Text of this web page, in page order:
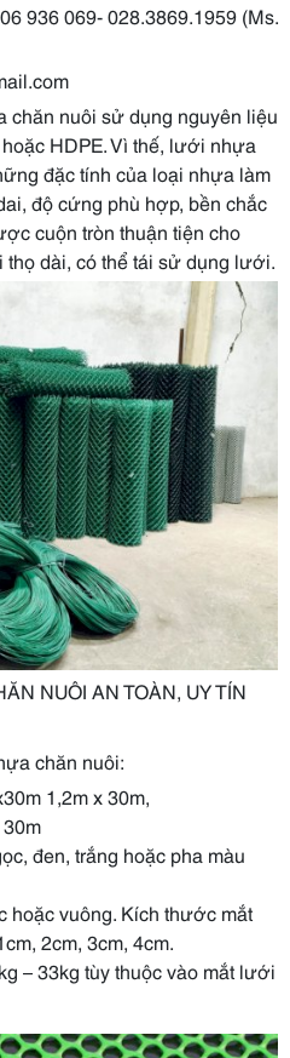
936 069- 028.3869.1959 (Ms.
nuôi sử dụng nguyên liệu
HDPE. Vì thế, lưới nhựa
đặc tính của loại nhựa làm
độ cứng phù hợp, bền chắc
cuộn tròn thuận tiện cho
thọ dài, có thể tái sử dụng lưới.
NUÔI AN TOÀN, UY TÍN
chăn nuôi:
1,2m x 30m,
đen, trắng hoặc pha màu
hoặc vuông. Kích thước mắt
2cm, 3cm, 4cm.
– 33kg tùy thuộc vào mắt lưới